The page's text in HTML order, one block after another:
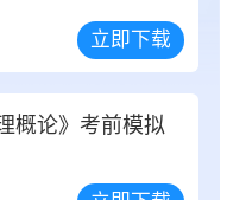
立即下载
概论》考前模拟